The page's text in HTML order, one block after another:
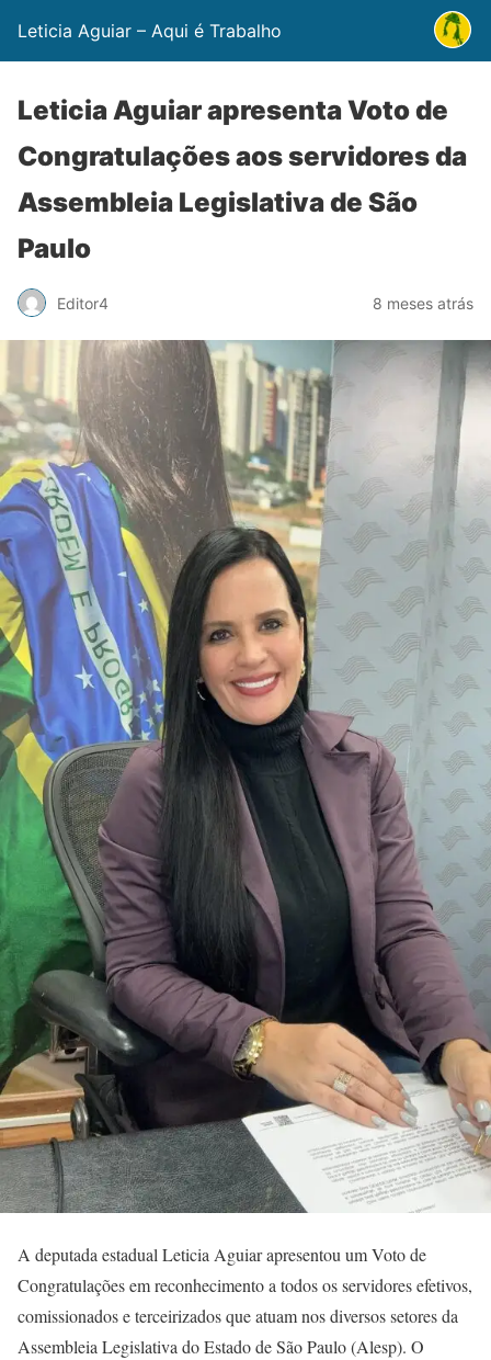
Leticia Aguiar – Aqui é Trabalho
Leticia Aguiar apresenta Voto de
Congratulações aos servidores da
Assembleia Legislativa de São
Paulo
Editor4 8 meses atrás
A deputada estadual Leticia Aguiar apresentou um Voto de
Congratulações em reconhecimento a todos os servidores efetivos,
comissionados e terceirizados que atuam nos diversos setores da
Assembleia Legislativa do Estado de São Paulo (Alesp). O